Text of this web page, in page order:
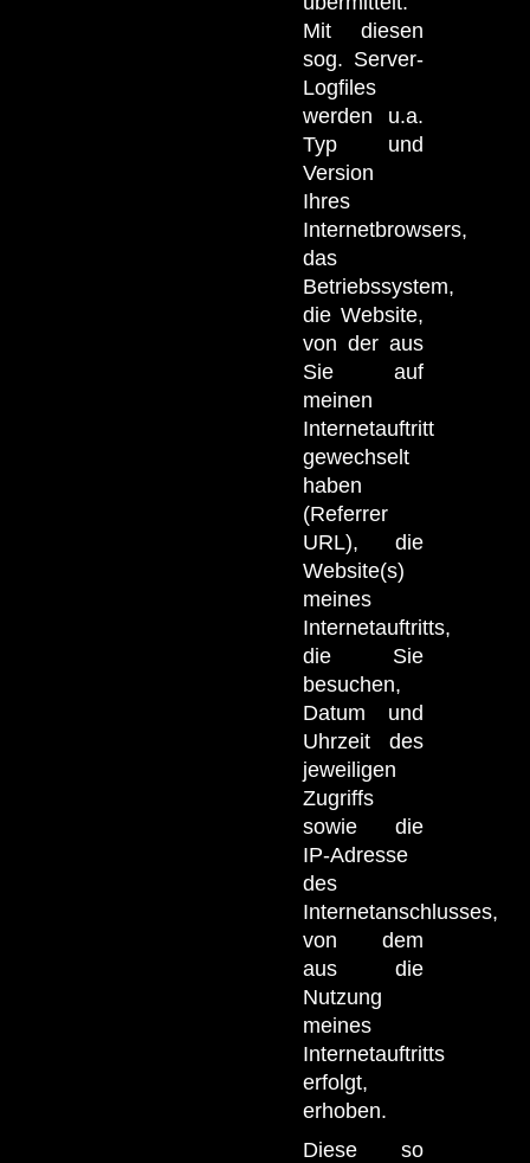
Mit diesen
sog. Server-
Logfiles
werden u.a.
Typ und
Version
Ihres
Internetbrowsers,
das
Betriebssystem,
die Website,
von der aus
Sie auf
meinen
Internetauftritt
gewechselt
haben
(Referrer
URL), die
Website(s)
meines
Internetauftritts,
die Sie
besuchen,
Datum und
Uhrzeit des
jeweiligen
Zugriffs
sowie die
IP-Adresse
des
Internetanschlusses,
von dem
aus die
Nutzung
meines
Internetauftritts
erfolgt,
erhoben.
Diese so